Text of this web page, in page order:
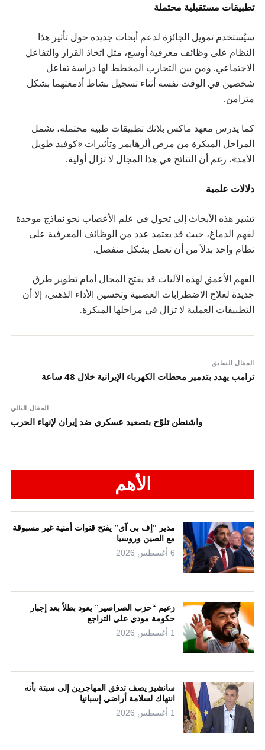
تطبيقات مستقبلية محتملة
سيُستخدم تمويل الجائزة لدعم أبحاث جديدة حول تأثير هذا
النظام على وظائف معرفية أوسع، مثل اتخاذ القرار والتفاعل
الاجتماعي. ومن بين التجارب المخطط لها دراسة تفاعل
شخصين في الوقت نفسه أثناء تسجيل نشاط أدمغتهما بشكل
متزامن.
كما يدرس معهد ماكس بلانك تطبيقات طبية محتملة، تشمل
المراحل المبكرة من مرض ألزهايمر وتأثيرات «كوفيد طويل
الأمد»، رغم أن النتائج في هذا المجال لا تزال أولية.
دلالات علمية
تشير هذه الأبحاث إلى تحول في علم الأعصاب نحو نماذج موحدة
لفهم الدماغ، حيث قد يعتمد عدد من الوظائف المعرفية على
نظام واحد بدلاً من أن تعمل بشكل منفصل.
الفهم الأعمق لهذه الآليات قد يفتح المجال أمام تطوير طرق
جديدة لعلاج الاضطرابات العصبية وتحسين الأداء الذهني، إلا أن
التطبيقات العملية لا تزال في مراحلها المبكرة.
المقال السابق
ترامب يهدد بتدمير محطات الكهرباء الإيرانية خلال 48 ساعة
المقال التالي
واشنطن تلوّح بتصعيد عسكري ضد إيران لإنهاء الحرب
الأهم
مدير “إف بي آي” يفتح قنوات أمنية غير مسبوقة
مع الصين وروسيا
6 أغسطس 2026
زعيم “حزب الصراصير” يعود بطلاً بعد إجبار
حكومة مودي على التراجع
1 أغسطس 2026
سانشيز يصف تدفق المهاجرين إلى سبتة بأنه
انتهاك لسلامة أراضي إسبانيا
1 أغسطس 2026